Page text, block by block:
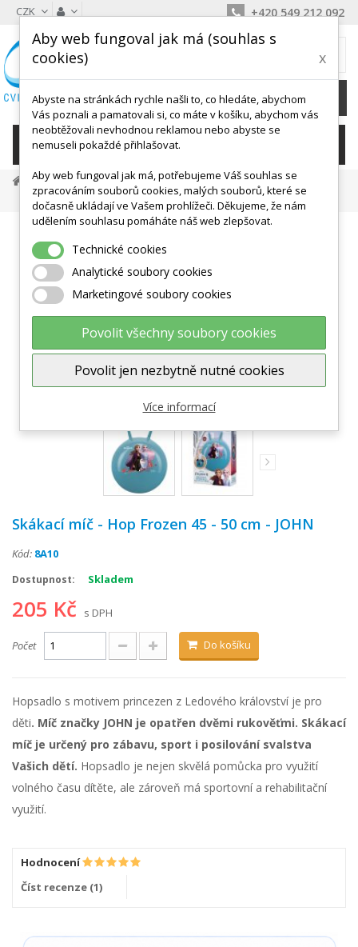
CZK +420 549 212 092
0 Kč
KATEGORIE
Dětské Aktivity, Didaktika
Hopsadla, Skákadla
Skákací Míč - Hop Frozen 45 - 50 Cm - JOHN
Zobrazit větší
Skákací míč - Hop Frozen 45 - 50 cm - JOHN
Kód: 8A10
Dostupnost: Skladem
205 Kč s DPH
Počet Do košíku
Hopsadlo s motivem princezen z Ledového království je pro
děti. Míč značky JOHN je opatřen dvěmi rukověťmi. Skákací
míč je určený pro zábavu, sport i posilování svalstva
Vašich dětí. Hopsadlo je nejen skvělá pomůcka pro využití
volného času dítěte, ale zároveň má sportovní a rehabilitační
využití.
Hodnocení
Číst recenze (1)
Aby web fungoval jak má (souhlas s
cookies)
x
Abyste na stránkách rychle našli to, co hledáte, abychom
Vás poznali a pamatovali si, co máte v košíku, abychom vás
neobtěžovali nevhodnou reklamou nebo abyste se
nemuseli pokaždé přihlašovat.
Aby web fungoval jak má, potřebujeme Váš souhlas se
zpracováním souborů cookies, malých souborů, které se
dočasně ukládají ve Vašem prohlížeči. Děkujeme, že nám
udělením souhlasu pomáháte náš web zlepšovat.
Technické cookies
Analytické soubory cookies
Marketingové soubory cookies
Povolit všechny soubory cookies
Povolit jen nezbytně nutné cookies
Více informací